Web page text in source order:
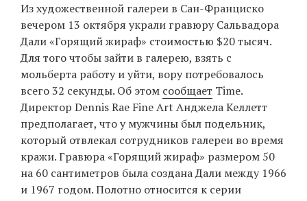
Из художественной галереи в Сан-Франциско
вечером 13 октября украли гравюру Сальвадора
Дали «Горящий жираф» стоимостью $20 тысяч.
Для того чтобы зайти в галерею, взять с
мольберта работу и уйти, вору потребовалось
всего 32 секунды. Об этом сообщает Time.
Директор Dennis Rae Fine Art Анджела Келлетт
предполагает, что у мужчины был подельник,
который отвлекал сотрудников галереи во время
кражи. Гравюра «Горящий жираф» размером 50
на 60 сантиметров была создана Дали между 1966
и 1967 годом. Полотно относится к серии